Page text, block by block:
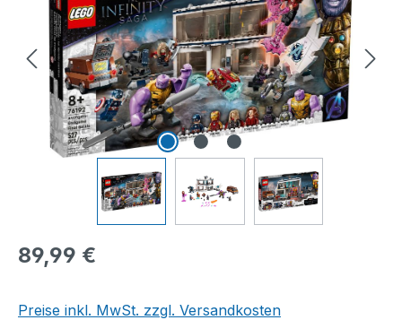
Regulärer Preis:
89,99 €
Preise inkl. MwSt. zzgl. Versandkosten